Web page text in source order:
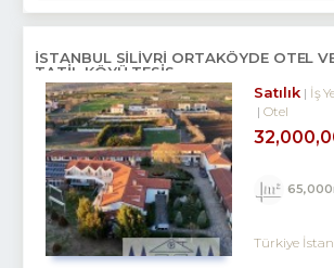
İSTANBUL SİLİVRİ ORTAKÖYDE OTEL
TATİL KÖYÜ TESİS
Satılık
İş
Otel
Türkiye